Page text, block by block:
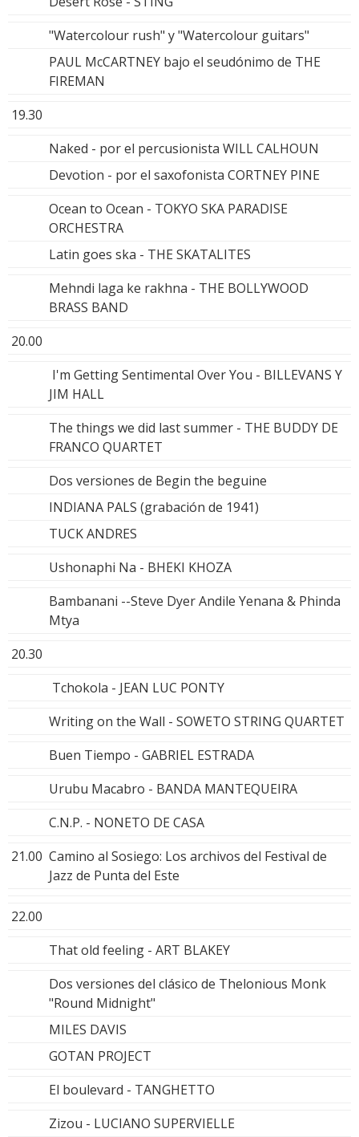
"Watercolour rush" y "Watercolour guitars"
PAUL McCARTNEY bajo el seudónimo de THE
FIREMAN
19.30
Naked - por el percusionista WILL CALHOUN
Devotion - por el saxofonista CORTNEY PINE
Ocean to Ocean - TOKYO SKA PARADISE
ORCHESTRA
Latin goes ska - THE SKATALITES
Mehndi laga ke rakhna - THE BOLLYWOOD
BRASS BAND
20.00
I'm Getting Sentimental Over You - BILLEVANS Y
JIM HALL
The things we did last summer - THE BUDDY DE
FRANCO QUARTET
Dos versiones de Begin the beguine
INDIANA PALS (grabación de 1941)
TUCK ANDRES
Ushonaphi Na - BHEKI KHOZA
Bambanani --Steve Dyer Andile Yenana & Phinda
Mtya
20.30
Tchokola - JEAN LUC PONTY
Writing on the Wall - SOWETO STRING QUARTET
Buen Tiempo - GABRIEL ESTRADA
Urubu Macabro - BANDA MANTEQUEIRA
C.N.P. - NONETO DE CASA
21.00 Camino al Sosiego: Los archivos del Festival de
Jazz de Punta del Este
22.00
That old feeling - ART BLAKEY
Dos versiones del clásico de Thelonious Monk
"Round Midnight"
MILES DAVIS
GOTAN PROJECT
El boulevard - TANGHETTO
Zizou - LUCIANO SUPERVIELLE